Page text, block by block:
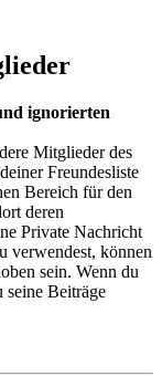
ignorierten
Mitglieder des
Freundesliste
Bereich für den
deren
Private Nachricht
verwendest, können
sein. Wenn du
seine Beiträge